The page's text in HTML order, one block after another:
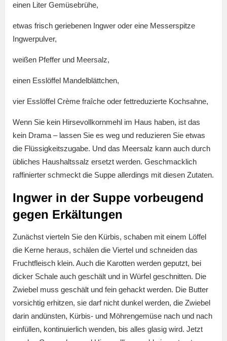
einen Liter Gemüsebrühe,
etwas frisch geriebenen Ingwer oder eine Messerspitze
Ingwerpulver,
weißen Pfeffer und Meersalz,
einen Esslöffel Mandelblättchen,
vier Esslöffel Crème fraîche oder fettreduzierte Kochsahne,
Wenn Sie kein Hirsevollkornmehl im Haus haben, ist das
kein Drama – lassen Sie es weg und reduzieren Sie etwas
die Flüssigkeitszugabe. Und das Meersalz kann auch durch
übliches Haushaltssalz ersetzt werden. Geschmacklich
raffinierter schmeckt die Suppe allerdings mit diesen Zutaten.
Ingwer in der Suppe vorbeugend
gegen Erkältungen
Zunächst vierteln Sie den Kürbis, schaben mit einem Löffel
die Kerne heraus, schälen die Viertel und schneiden das
Fruchtfleisch klein. Auch die Karotten werden geputzt, bei
dicker Schale auch geschält und in Würfel geschnitten. Die
Zwiebel muss geschält und fein gehackt werden. Die Butter
vorsichtig erhitzen, sie darf nicht dunkel werden, die Zwiebel
darin andünsten, Kürbis- und Möhrengemüse nach und nach
einfüllen, kontinuierlich wenden, bis alles glasig wird. Jetzt